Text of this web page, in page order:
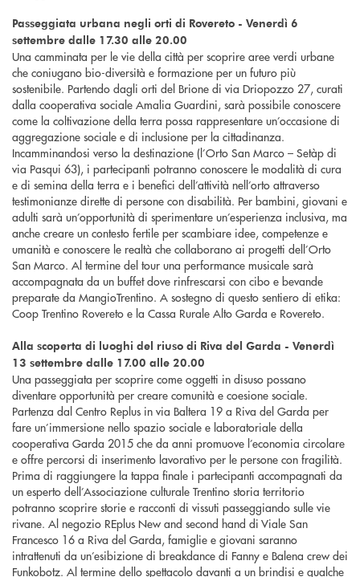
Passeggiata urbana negli orti di Rovereto - Venerdì 6
settembre dalle 17.30 alle 20.00
Una camminata per le vie della città per scoprire aree verdi urbane
che coniugano bio-diversità e formazione per un futuro più
sostenibile. Partendo dagli orti del Brione di via Driopozzo 27, curati
dalla cooperativa sociale Amalia Guardini, sarà possibile conoscere
come la coltivazione della terra possa rappresentare un’occasione di
aggregazione sociale e di inclusione per la cittadinanza.
Incamminandosi verso la destinazione (l’Orto San Marco – Setàp di
via Pasqui 63), i partecipanti potranno conoscere le modalità di cura
e di semina della terra e i benefici dell’attività nell’orto attraverso
testimonianze dirette di persone con disabilità. Per bambini, giovani e
adulti sarà un’opportunità di sperimentare un’esperienza inclusiva, ma
anche creare un contesto fertile per scambiare idee, competenze e
umanità e conoscere le realtà che collaborano ai progetti dell’Orto
San Marco. Al termine del tour una performance musicale sarà
accompagnata da un buffet dove rinfrescarsi con cibo e bevande
preparate da MangioTrentino. A sostegno di questo sentiero di etika:
Coop Trentino Rovereto e la Cassa Rurale Alto Garda e Rovereto.
Alla scoperta di luoghi del riuso di Riva del Garda - Venerdì
13 settembre dalle 17.00 alle 20.00
Una passeggiata per scoprire come oggetti in disuso possano
diventare opportunità per creare comunità e coesione sociale.
Partenza dal Centro Replus in via Baltera 19 a Riva del Garda per
fare un’immersione nello spazio sociale e laboratoriale della
cooperativa Garda 2015 che da anni promuove l’economia circolare
e offre percorsi di inserimento lavorativo per le persone con fragilità.
Prima di raggiungere la tappa finale i partecipanti accompagnati da
un esperto dell’Associazione culturale Trentino storia territorio
potranno scoprire storie e racconti di vissuti passeggiando sulle vie
rivane. Al negozio REplus New and second hand di Viale San
Francesco 16 a Riva del Garda, famiglie e giovani saranno
intrattenuti da un’esibizione di breakdance di Fanny e Balena crew dei
Funkobotz. Al termine dello spettacolo davanti a un brindisi e qualche